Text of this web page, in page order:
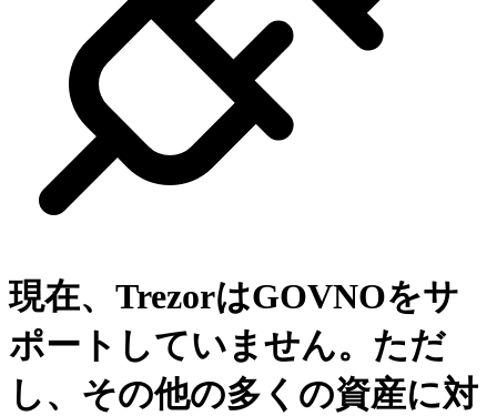
現在、TrezorはGOVNOをサ
ポートしていません。ただ
し、その他の多くの資産に対